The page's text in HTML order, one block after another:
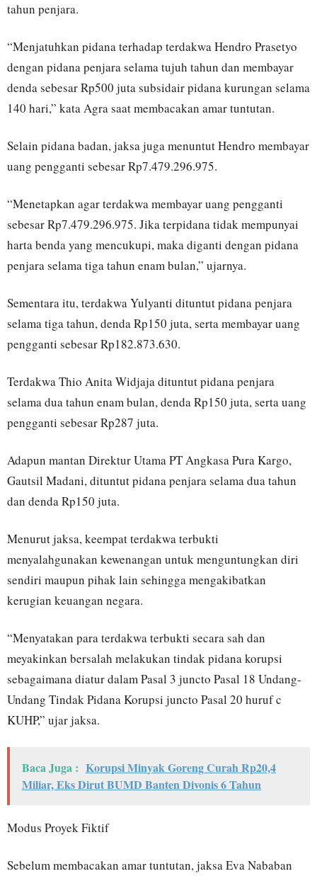
tahun penjara.
“Menjatuhkan pidana terhadap terdakwa Hendro Prasetyo
dengan pidana penjara selama tujuh tahun dan membayar
denda sebesar Rp500 juta subsidair pidana kurungan selama
140 hari,” kata Agra saat membacakan amar tuntutan.
Selain pidana badan, jaksa juga menuntut Hendro membayar
uang pengganti sebesar Rp7.479.296.975.
“Menetapkan agar terdakwa membayar uang pengganti
sebesar Rp7.479.296.975. Jika terpidana tidak mempunyai
harta benda yang mencukupi, maka diganti dengan pidana
penjara selama tiga tahun enam bulan,” ujarnya.
Sementara itu, terdakwa Yulyanti dituntut pidana penjara
selama tiga tahun, denda Rp150 juta, serta membayar uang
pengganti sebesar Rp182.873.630.
Terdakwa Thio Anita Widjaja dituntut pidana penjara
selama dua tahun enam bulan, denda Rp150 juta, serta uang
pengganti sebesar Rp287 juta.
Adapun mantan Direktur Utama PT Angkasa Pura Kargo,
Gautsil Madani, dituntut pidana penjara selama dua tahun
dan denda Rp150 juta.
Menurut jaksa, keempat terdakwa terbukti
menyalahgunakan kewenangan untuk menguntungkan diri
sendiri maupun pihak lain sehingga mengakibatkan
kerugian keuangan negara.
“Menyatakan para terdakwa terbukti secara sah dan
meyakinkan bersalah melakukan tindak pidana korupsi
sebagaimana diatur dalam Pasal 3 juncto Pasal 18 Undang-
Undang Tindak Pidana Korupsi juncto Pasal 20 huruf c
KUHP,” ujar jaksa.
Baca Juga : Korupsi Minyak Goreng Curah Rp20,4
Miliar, Eks Dirut BUMD Banten Divonis 6 Tahun
Modus Proyek Fiktif
Sebelum membacakan amar tuntutan, jaksa Eva Nababan